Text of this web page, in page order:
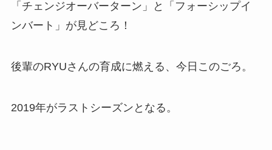
「チェンジオーバーターン」と「フォーシップイ
ンバート」が見どころ！
後輩のRYUさんの育成に燃える、今日このごろ。
2019年がラストシーズンとなる。